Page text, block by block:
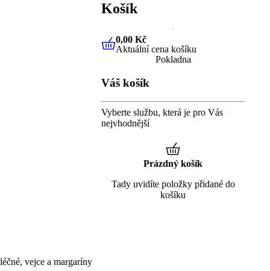
vejce a margaríny
Košík
0,00 KčAktuální cena košíku
0,00 Kč
Aktuální cena košíku
Pokladna
Váš košík
Vyberte službu, která je pro Vás
nejvhodnější
Prázdný košík
Tady uvidíte položky přidané do
košíku